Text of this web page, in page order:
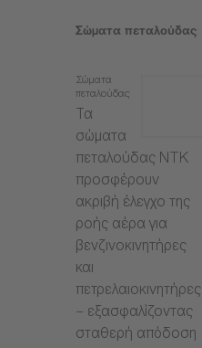
Σώματα πεταλούδας
Σώματα
πεταλούδας
Τα
σώματα
πεταλούδας NTK
προσφέρουν
ακριβή έλεγχο της
ροής αέρα για
βενζινοκινητήρες
και
πετρελαιοκινητήρες
– εξασφαλίζοντας
σταθερή απόδοση